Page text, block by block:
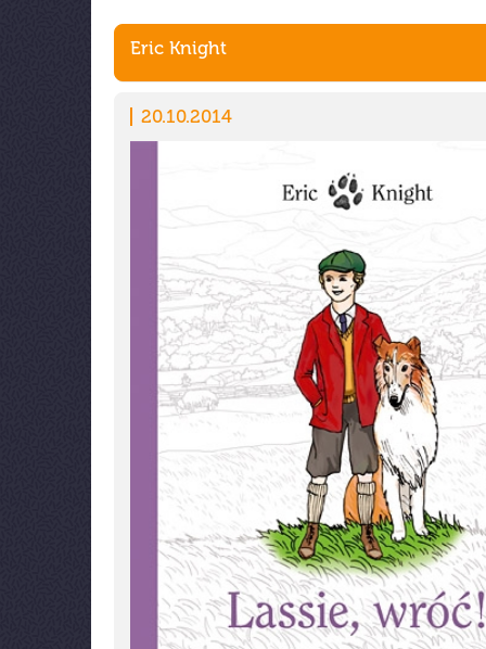
Eric Knight
20.10.2014